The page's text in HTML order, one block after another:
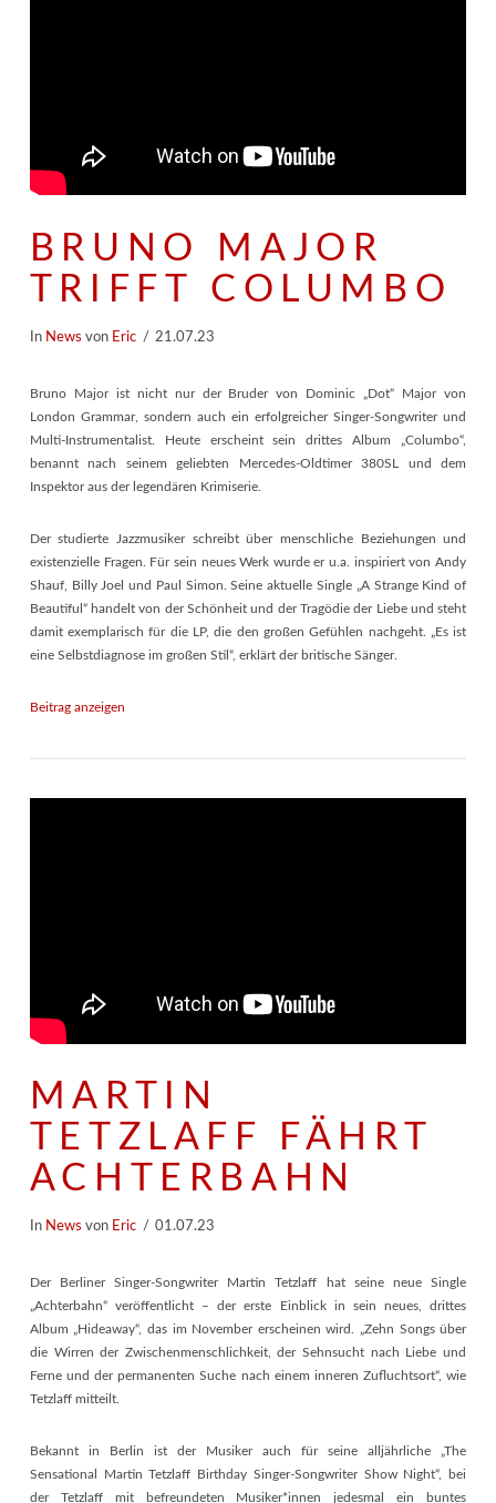
BRUNO MAJOR
TRIFFT COLUMBO
In News von Eric 21.07.23
Bruno Major ist nicht nur der Bruder von Dominic „Dot“ Major von
London Grammar, sondern auch ein erfolgreicher Singer-Songwriter und
Multi-Instrumentalist. Heute erscheint sein drittes Album „Columbo“,
benannt nach seinem geliebten Mercedes-Oldtimer 380SL und dem
Inspektor aus der legendären Krimiserie.
Der studierte Jazzmusiker schreibt über menschliche Beziehungen und
existenzielle Fragen. Für sein neues Werk wurde er u.a. inspiriert von Andy
Shauf, Billy Joel und Paul Simon. Seine aktuelle Single „A Strange Kind of
Beautiful“ handelt von der Schönheit und der Tragödie der Liebe und steht
damit exemplarisch für die LP, die den großen Gefühlen nachgeht. „Es ist
eine Selbstdiagnose im großen Stil“, erklärt der britische Sänger.
Beitrag anzeigen
MARTIN
TETZLAFF FÄHRT
ACHTERBAHN
In News von Eric 01.07.23
Der Berliner Singer-Songwriter Martin Tetzlaff hat seine neue Single
„Achterbahn“ veröffentlicht – der erste Einblick in sein neues, drittes
Album „Hideaway“, das im November erscheinen wird. „Zehn Songs über
die Wirren der Zwischenmenschlichkeit, der Sehnsucht nach Liebe und
Ferne und der permanenten Suche nach einem inneren Zufluchtsort“, wie
Tetzlaff mitteilt.
Bekannt in Berlin ist der Musiker auch für seine alljährliche „The
Sensational Martin Tetzlaff Birthday Singer-Songwriter Show Night“, bei
der Tetzlaff mit befreundeten Musiker*innen jedesmal ein buntes